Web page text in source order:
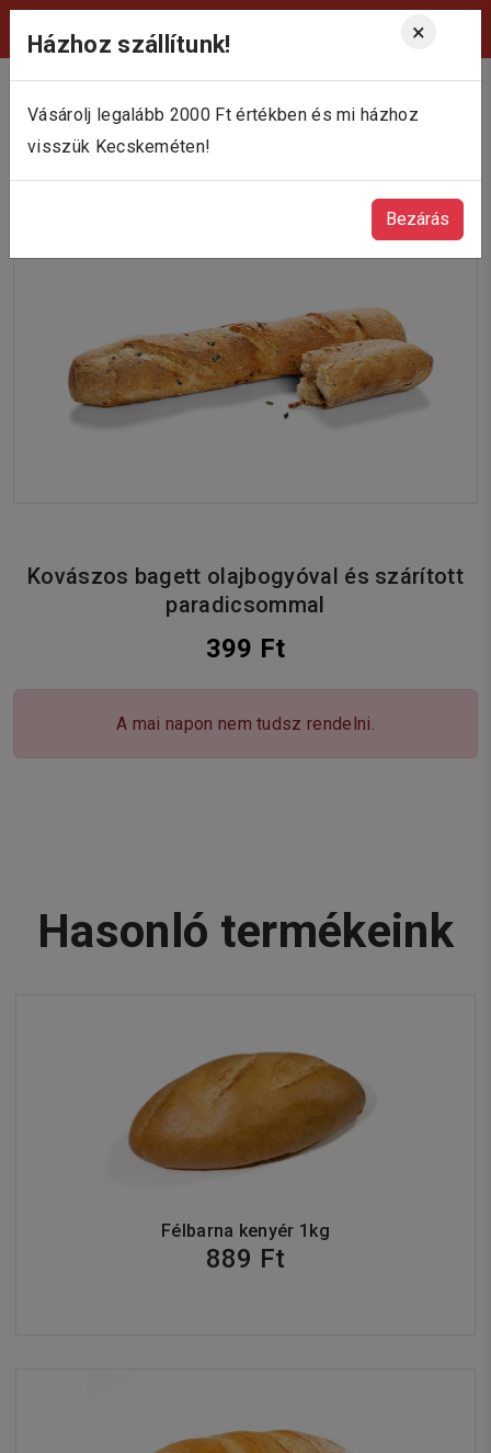
Házhoz szállítunk! ×
Vásárolj legalább 2000 Ft értékben és mi házhoz
visszük Kecskeméten!
Bezárás
Viktória Pékség Kecskemét
Kovászos bagett olajbogyóval és szárított
paradicsommal
399 Ft
A mai napon nem tudsz rendelni.
Hasonló termékeink
Félbarna kenyér 1kg
889 Ft